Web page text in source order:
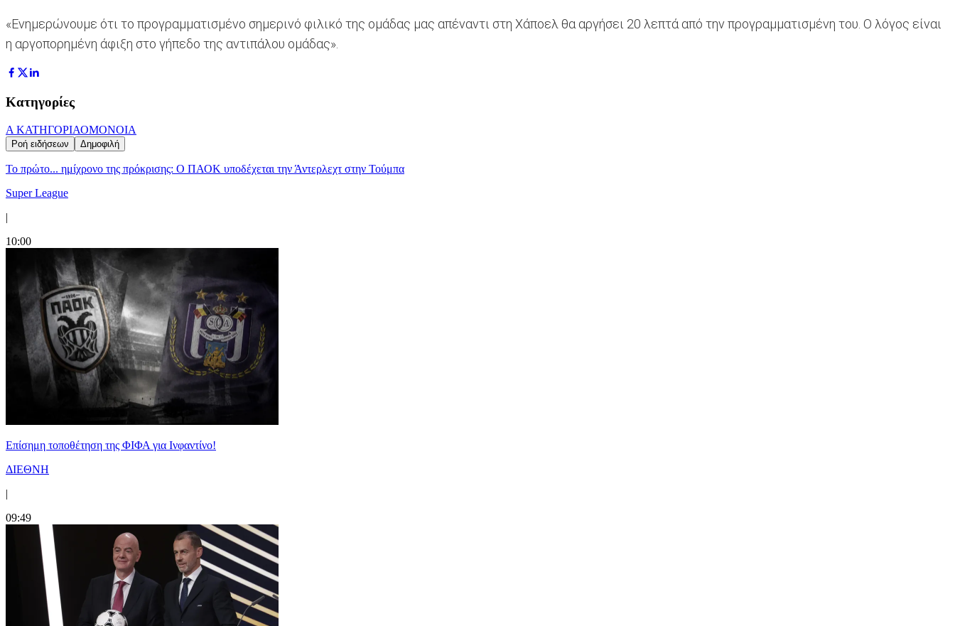
«Ενημερώνουμε ότι το προγραμματισμένο σημερινό φιλικό της ομάδας μας απέναντι στη Χάποελ θα αργήσει 20 λεπτά από την προγραμματισμένη του. Ο λόγος είναι
η αργοπορημένη άφιξη στο γήπεδο της αντιπάλου ομάδας».
Κατηγορίες
Α ΚΑΤΗΓΟΡΙΑΟΜΟΝΟΙΑ
Ροή ειδήσεων Δημοφιλή
Το πρώτο... ημίχρονο της πρόκρισης: Ο ΠΑΟΚ υποδέχεται την Άντερλεχτ στην Τούμπα
Super League
|
10:00
Επίσημη τοποθέτηση της ΦΙΦΑ για Ινφαντίνο!
ΔΙΕΘΝΗ
|
09:49